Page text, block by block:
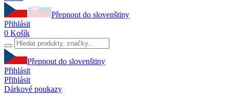
Přepnout do slovenštiny
Přihlásit
0 Košík
Přepnout do slovenštiny
Přihlásit
Přihlásit
Dárkové poukazy